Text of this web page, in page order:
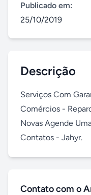
Publicado em:
25/10/2019
Descrição
Serviços Com
Comércios -
Novas Agende
Contatos - Jahyr.
Contato com o